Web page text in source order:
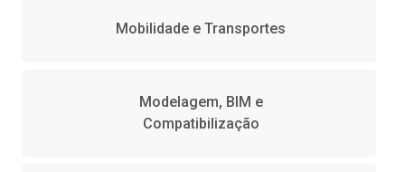
Mobilidade e Transportes
Modelagem, BIM e
Compatibilização